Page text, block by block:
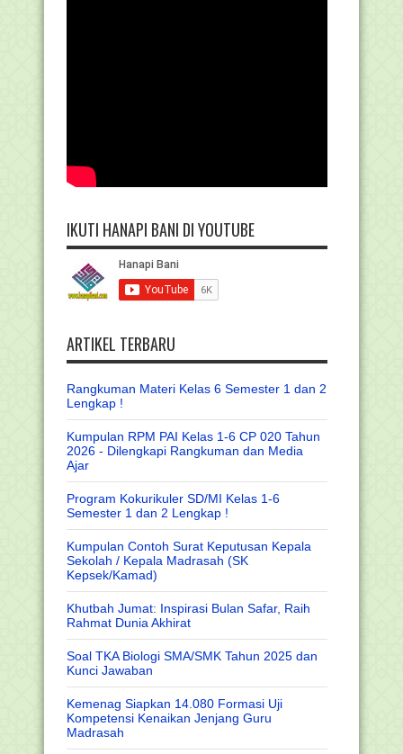
IKUTI HANAPI BANI DI YOUTUBE
ARTIKEL TERBARU
Rangkuman Materi Kelas 6 Semester 1 dan 2
Lengkap !
Kumpulan RPM PAI Kelas 1-6 CP 020 Tahun
2026 - Dilengkapi Rangkuman dan Media
Ajar
Program Kokurikuler SD/MI Kelas 1-6
Semester 1 dan 2 Lengkap !
Kumpulan Contoh Surat Keputusan Kepala
Sekolah / Kepala Madrasah (SK
Kepsek/Kamad)
Khutbah Jumat: Inspirasi Bulan Safar, Raih
Rahmat Dunia Akhirat
Soal TKA Biologi SMA/SMK Tahun 2025 dan
Kunci Jawaban
Kemenag Siapkan 14.080 Formasi Uji
Kompetensi Kenaikan Jenjang Guru
Madrasah